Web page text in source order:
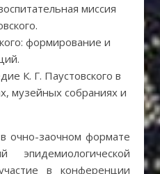
миссия
формирование и
К. Г. Паустовского в
музейных собраниях и
очно-заочном формате
в конференции